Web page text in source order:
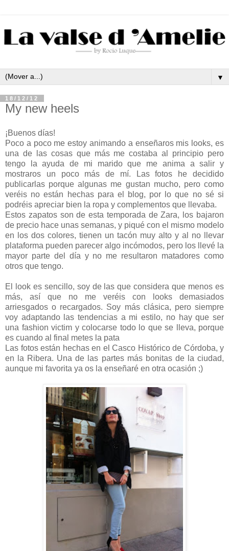
▼
18/12/12
My new heels
¡Buenos días!
Poco a poco me estoy animando a enseñaros mis looks, es
una de las cosas que más me costaba al principio pero
tengo la ayuda de mi marido que me anima a salir y
mostraros un poco más de mí. Las fotos he decidido
publicarlas porque algunas me gustan mucho, pero como
veréis no están hechas para el blog, por lo que no sé si
podréis apreciar bien la ropa y complementos que llevaba.
Estos zapatos son de esta temporada de Zara, los bajaron
de precio hace unas semanas, y piqué con el mismo modelo
en los dos colores, tienen un tacón muy alto y al no llevar
plataforma pueden parecer algo incómodos, pero los llevé la
mayor parte del día y no me resultaron matadores como
otros que tengo.
El look es sencillo, soy de las que considera que menos es
más, así que no me veréis con looks demasiados
arriesgados o recargados. Soy más clásica, pero siempre
voy adaptando las tendencias a mi estilo, no hay que ser
una fashion victim y colocarse todo lo que se lleva, porque
es cuando al final metes la pata
Las fotos están hechas en el Casco Histórico de Córdoba, y
en la Ribera. Una de las partes más bonitas de la ciudad,
aunque mi favorita ya os la enseñaré en otra ocasión ;)